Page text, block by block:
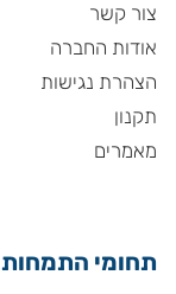
צור קשר
אודות החברה
הצהרת נגישות
תקנון
מאמרים
תחומי התמחות